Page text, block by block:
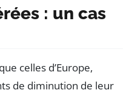
: un cas
celles d’Europe,
de diminution de leur